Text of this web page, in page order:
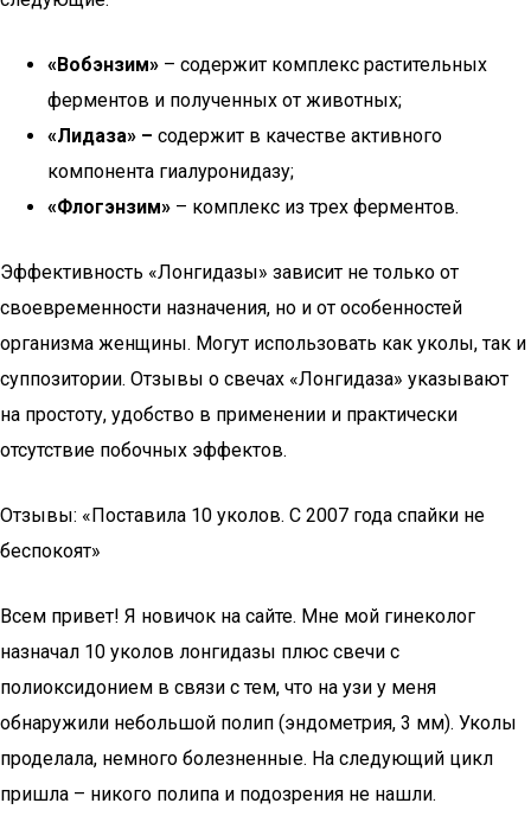
«Вобэнзим» – содержит комплекс растительных
ферментов и полученных от животных;
«Лидаза» – содержит в качестве активного
компонента гиалуронидазу;
«Флогэнзим» – комплекс из трех ферментов.
Эффективность «Лонгидазы» зависит не только от
своевременности назначения, но и от особенностей
организма женщины. Могут использовать как уколы, так и
суппозитории. Отзывы о свечах «Лонгидаза» указывают
на простоту, удобство в применении и практически
отсутствие побочных эффектов.
Отзывы: «Поставила 10 уколов. С 2007 года спайки не
беспокоят»
Всем привет! Я новичок на сайте. Мне мой гинеколог
назначал 10 уколов лонгидазы плюс свечи с
полиоксидонием в связи с тем, что на узи у меня
обнаружили небольшой полип (эндометрия, 3 мм). Уколы
проделала, немного болезненные. На следующий цикл
пришла – никого полипа и подозрения не нашли.